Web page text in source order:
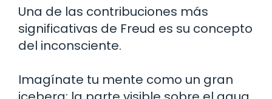
Una de las contribuciones más
significativas de Freud es su concepto
del inconsciente.
Imagínate tu mente como un gran